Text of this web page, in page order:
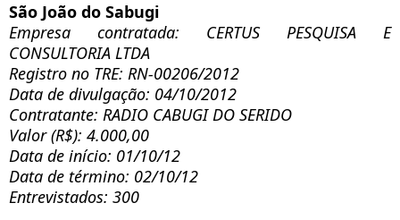
São João do Sabugi
Empresa contratada: CERTUS PESQUISA E
CONSULTORIA LTDA
Registro no TRE: RN-00206/2012
Data de divulgação: 04/10/2012
Contratante: RADIO CABUGI DO SERIDO
Valor (R$): 4.000,00
Data de início: 01/10/12
Data de término: 02/10/12
Entrevistados: 300